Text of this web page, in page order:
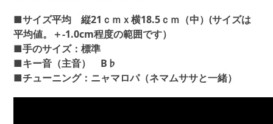
■サイズ平均 縦21ｃｍｘ横18.5ｃｍ（中）(サイズは
平均値。＋-1.0cm程度の範囲です）
■手のサイズ：標準
■キー音（主音） B♭
■チューニング：ニャマロパ（ネマムササと一緒）